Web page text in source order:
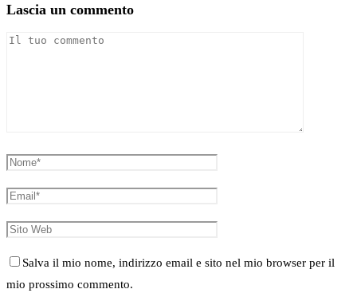
Lascia un commento
Salva il mio nome, indirizzo email e sito nel mio browser per il
mio prossimo commento.